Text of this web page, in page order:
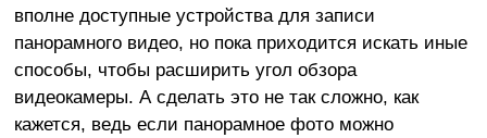
вполне доступные устройства для записи
панорамного видео, но пока приходится искать иные
способы, чтобы расширить угол обзора
видеокамеры. А сделать это не так сложно, как
кажется, ведь если панорамное фото можно